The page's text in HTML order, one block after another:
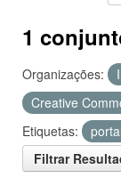
1
Organizações:
Creative
Etiquetas:
Filtrar